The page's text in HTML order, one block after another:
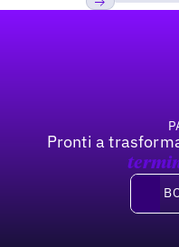
Pronti a
Book